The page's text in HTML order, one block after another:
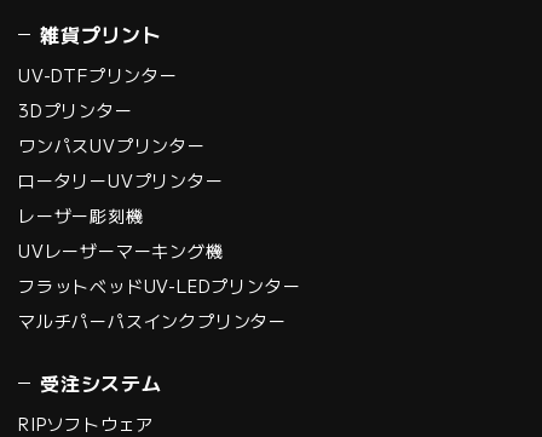
雑貨プリント
UV-DTFプリンター
3Dプリンター
ワンパスUVプリンター
ロータリーUVプリンター
レーザー彫刻機
UVレーザーマーキング機
フラットベッドUV-LEDプリンター
マルチパーパスインクプリンター
受注システム
RIPソフトウェア